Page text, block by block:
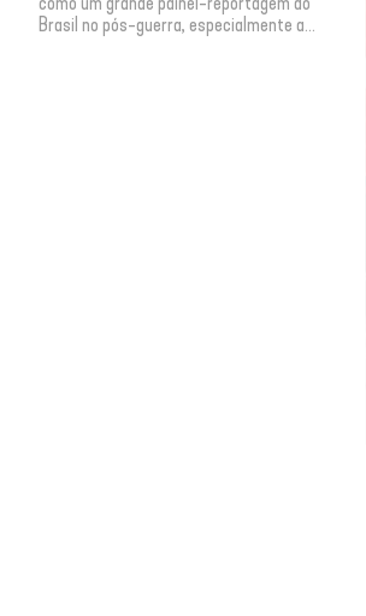
Brasil no pós-guerra, especialmente a...